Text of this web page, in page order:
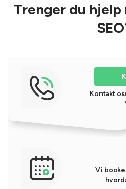
Trenger du hjelp
Kontakt
Vi